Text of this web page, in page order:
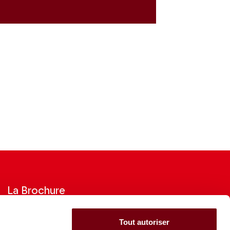
Tout autoriser
La Brochure
Consultez la Brochure 2026-27